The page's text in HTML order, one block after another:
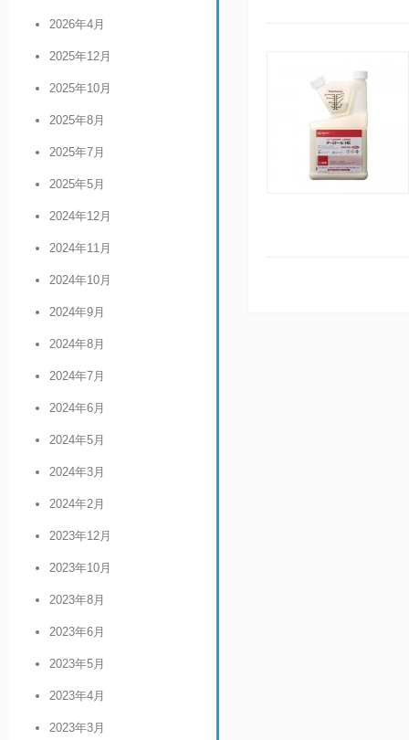
2026年4月
2025年12月
2025年10月
2025年8月
2025年7月
2025年5月
2024年12月
2024年11月
2024年10月
2024年9月
2024年8月
2024年7月
2024年6月
2024年5月
2024年3月
2024年2月
2023年12月
2023年10月
2023年8月
2023年6月
2023年5月
2023年4月
2023年3月